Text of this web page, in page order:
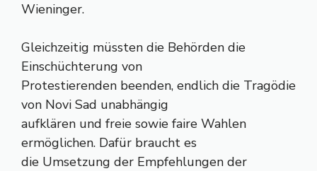
Wieninger.
Gleichzeitig müssten die Behörden die
Einschüchterung von
Protestierenden beenden, endlich die Tragödie
von Novi Sad unabhängig
aufklären und freie sowie faire Wahlen
ermöglichen. Dafür braucht es
die Umsetzung der Empfehlungen der